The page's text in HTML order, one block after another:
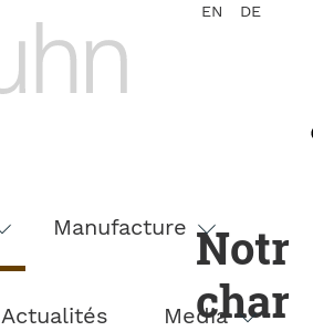
DE
EN
Manufacture
Actualités Media
Notre